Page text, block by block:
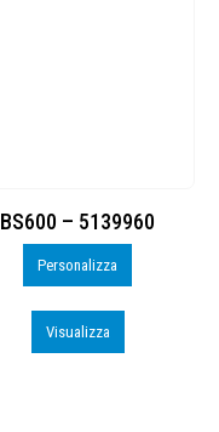
BS600 – 5139960
Personalizza
Visualizza